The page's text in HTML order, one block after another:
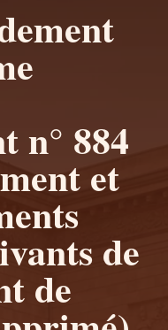
n° 884
et
de
de